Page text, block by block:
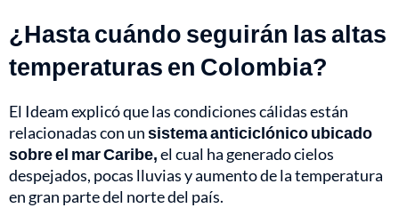
¿Hasta cuándo seguirán las altas
temperaturas en Colombia?
El Ideam explicó que las condiciones cálidas están
relacionadas con unsistema anticiclónico ubicado
sobre el mar Caribe,el cual ha generado cielos
despejados, pocas lluvias y aumento de la temperatura
en gran parte del norte del país.